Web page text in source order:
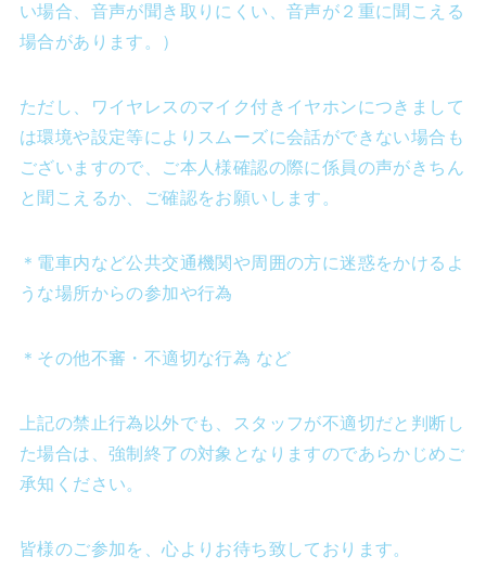
い場合、音声が聞き取りにくい、音声が２重に聞こえる
場合があります。）
ただし、ワイヤレスのマイク付きイヤホンにつきまして
は環境や設定等によりスムーズに会話ができない場合も
ございますので、ご本人様確認の際に係員の声がきちん
と聞こえるか、ご確認をお願いします。
＊電車内など公共交通機関や周囲の方に迷惑をかけるよ
うな場所からの参加や行為
＊その他不審・不適切な行為 など
上記の禁止行為以外でも、スタッフが不適切だと判断し
た場合は、強制終了の対象となりますのであらかじめご
承知ください。
皆様のご参加を、心よりお待ち致しております。